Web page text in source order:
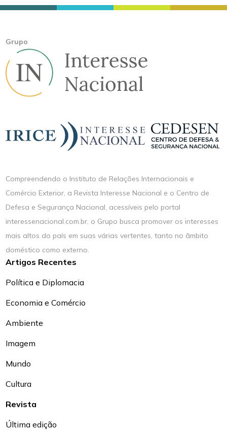
Grupo
Compreendendo o Instituto de Relações Internacionais e
Comércio Exterior, a Revista Interesse Nacional e o Centro de
Defesa e Segurança Nacional, acessíveis pelo portal
interessenacional.com.br, o Grupo busca promover os interesses
mais altos do país em suas várias vertentes, tanto no âmbito
doméstico como externo.
Artigos Recentes
Política e Diplomacia
Economia e Comércio
Ambiente
Imagem
Mundo
Cultura
Revista
Última edição